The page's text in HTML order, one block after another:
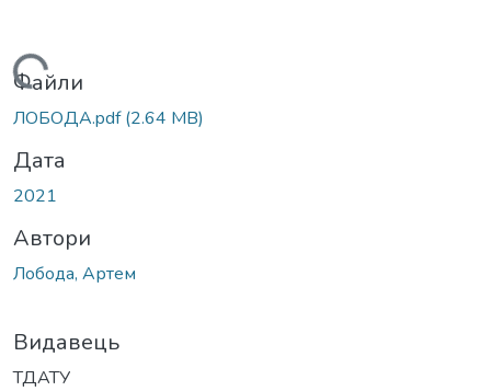
Вантажиться...
Файли
ЛОБОДА.pdf(2.64 MB)
Дата
2021
Автори
Лобода, Артем
Видавець
ТДАТУ